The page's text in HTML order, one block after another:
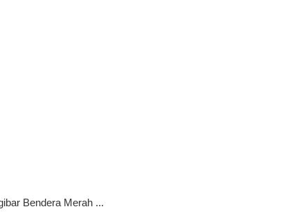
Bendera Merah ...